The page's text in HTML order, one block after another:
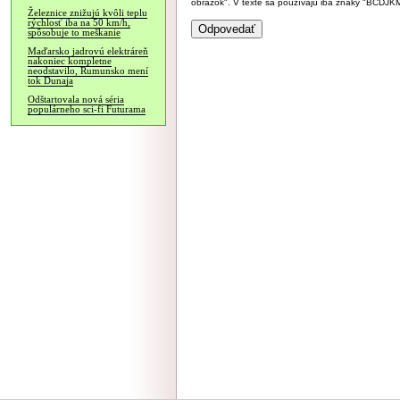
Železnice znižujú kvôli teplu
rýchlosť iba na 50 km/h,
spôsobuje to meškanie
Maďarsko jadrovú elektráreň
nakoniec kompletne
neodstavilo, Rumunsko mení
tok Dunaja
Odštartovala nová séria
populárneho sci-fi Futurama
obrázok". V texte sa používajú iba znaky